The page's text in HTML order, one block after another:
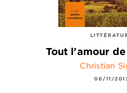
Tout l'amour
Christian
06/11/